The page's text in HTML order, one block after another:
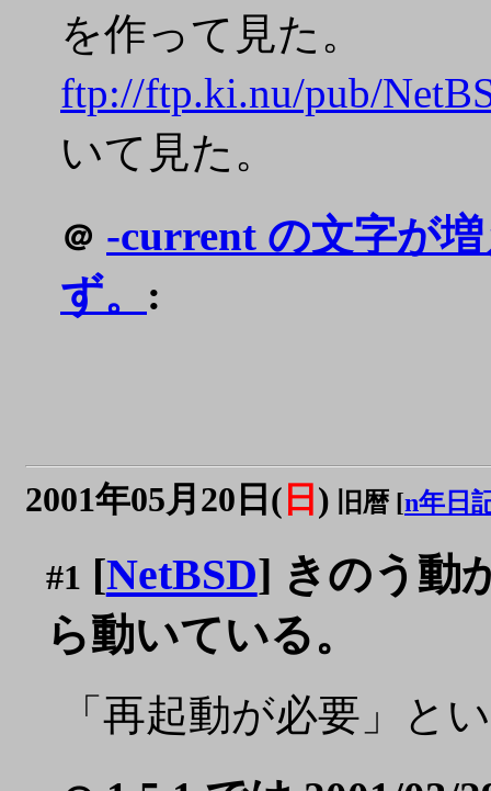
を作って見た。
ftp://ftp.ki.nu/pub/
いて見た。
＠ -current の文字が
ず。 :
2001年05月20日( 日 ) 旧暦 [n年日
#1 [NetBSD] きのう動
ら動いている。
「再起動が必要」と